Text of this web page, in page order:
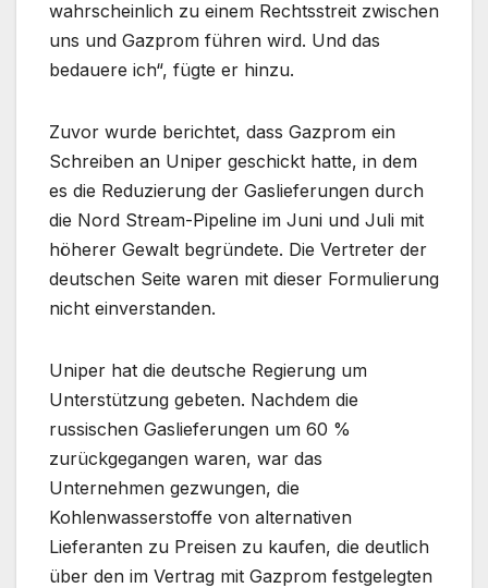
wahrscheinlich zu einem Rechtsstreit zwischen
uns und Gazprom führen wird. Und das
bedauere ich“, fügte er hinzu.
Zuvor wurde berichtet, dass Gazprom ein
Schreiben an Uniper geschickt hatte, in dem
es die Reduzierung der Gaslieferungen durch
die Nord Stream-Pipeline im Juni und Juli mit
höherer Gewalt begründete. Die Vertreter der
deutschen Seite waren mit dieser Formulierung
nicht einverstanden.
Uniper hat die deutsche Regierung um
Unterstützung gebeten. Nachdem die
russischen Gaslieferungen um 60 %
zurückgegangen waren, war das
Unternehmen gezwungen, die
Kohlenwasserstoffe von alternativen
Lieferanten zu Preisen zu kaufen, die deutlich
über den im Vertrag mit Gazprom festgelegten